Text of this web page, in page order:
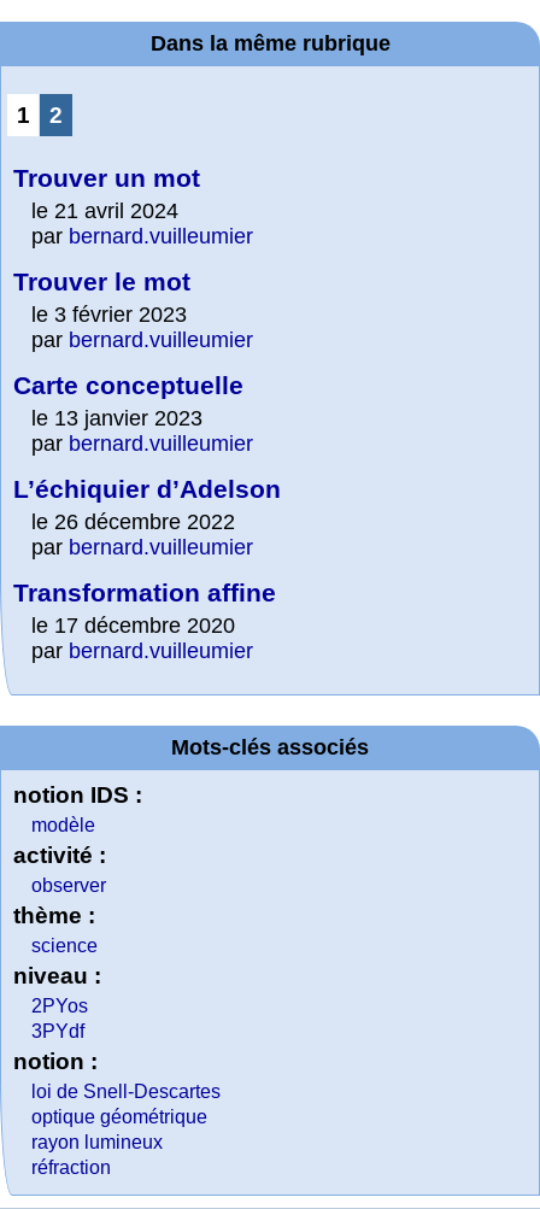
Dans la même rubrique
1 2
Trouver un mot
le 21 avril 2024
par bernard.vuilleumier
Trouver le mot
le 3 février 2023
par bernard.vuilleumier
Carte conceptuelle
le 13 janvier 2023
par bernard.vuilleumier
L’échiquier d’Adelson
le 26 décembre 2022
par bernard.vuilleumier
Transformation affine
le 17 décembre 2020
par bernard.vuilleumier
Mots-clés associés
notion IDS :
modèle
activité :
observer
thème :
science
niveau :
2PYos
3PYdf
notion :
loi de Snell-Descartes
optique géométrique
rayon lumineux
réfraction